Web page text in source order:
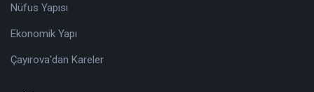
Nüfus Yapısı
Ekonomik Yapı
Çayırova'dan Kareler